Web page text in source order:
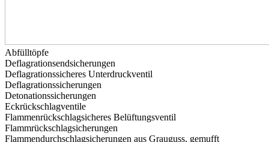
Abfülltöpfe
Deflagrationsendsicherungen
Deflagrationssicheres Unterdruckventil
Deflagrationssicherungen
Detonationssicherungen
Eckrückschlagventile
Flammenrückschlagsicheres Belüftungsventil
Flammrückschlagsicherungen
Flammendurchschlagsicherungen aus Grauguss, gemufft